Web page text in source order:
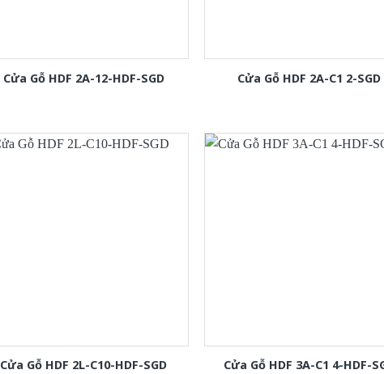
Cửa Gỗ HDF 2A-12-HDF-SGD Cửa Gỗ HDF 2A-C1 2-SGD
Cửa Gỗ HDF 2L-C10-HDF-SGD Cửa Gỗ HDF 3A-C1 4-HDF-